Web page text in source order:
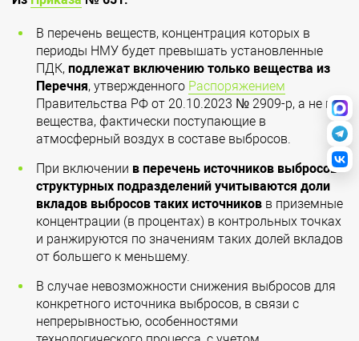
В перечень веществ, концентрация которых в
периоды НМУ будет превышать установленные
ПДК, подлежат включению только вещества из
Перечня, утвержденного Распоряжением
Правительства РФ от 20.10.2023 № 2909-р, а не все
вещества, фактически поступающие в
атмосферный воздух в составе выбросов.
При включении в перечень источников выбросов
структурных подразделений учитываются доли
вкладов выбросов таких источников в приземные
концентрации (в процентах) в контрольных точках
и ранжируются по значениям таких долей вкладов
от большего к меньшему.
В случае невозможности снижения выбросов для
конкретного источника выбросов, в связи с
непрерывностью, особенностями